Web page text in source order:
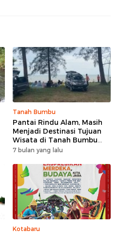
Tanah Bumbu
Pantai Rindu Alam, Masih
Menjadi Destinasi Tujuan
Wisata di Tanah Bumbu
dengan Rindangnya Pohon
7 bulan yang lalu
Kotabaru